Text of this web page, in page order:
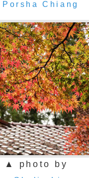
Porsha Chiang
▲ photo by